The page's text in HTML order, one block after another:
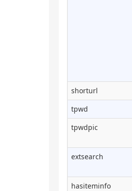
shorturl
tpwd
tpwdpic
extsearch
hasiteminfo